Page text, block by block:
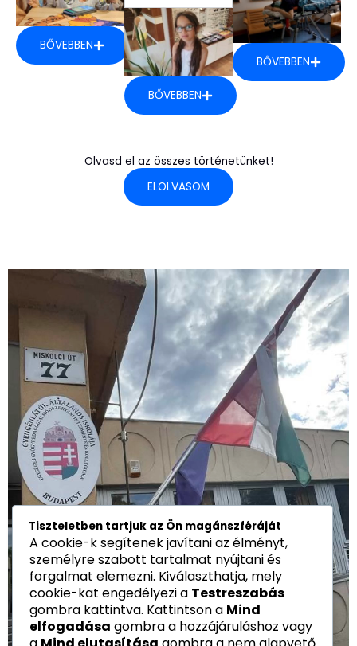
BŐVEBBEN
BŐVEBBEN
BŐVEBBEN
Olvasd el az összes történetünket!
ELOLVASOM
Tiszteletben tartjuk az Ön magánszféráját
A cookie-k segítenek javítani az élményt,
személyre szabott tartalmat nyújtani és
forgalmat elemezni. Kiválaszthatja, mely
cookie-kat engedélyezi a Testreszabás
gombra kattintva. Kattintson a Mind
elfogadása gombra a hozzájáruláshoz vagy